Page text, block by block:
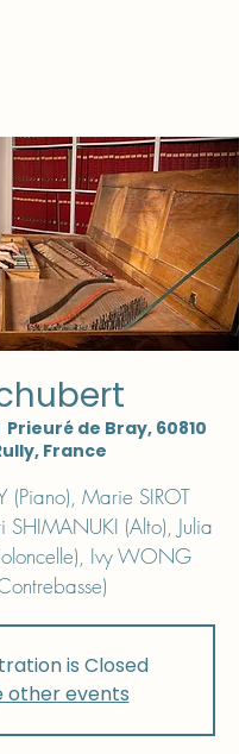
Prieuré de Bray, 60810
France
(Piano), Marie SIROT
SHIMANUKI (Alto), Julia
Ivy WONG
is Closed
other events